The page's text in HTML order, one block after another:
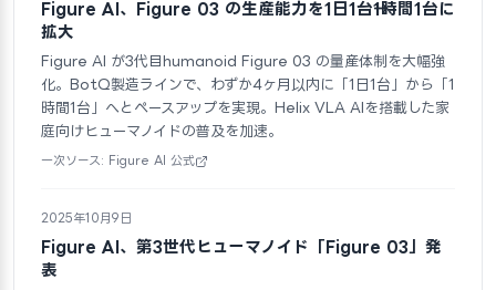
Figure AI、Figure 03 の生産能力を1日1台→1時間1台に
拡大
Figure AI が3代目humanoid Figure 03 の量産体制を大幅強
化。BotQ製造ラインで、わずか4ヶ月以内に「1日1台」から「1
時間1台」へとペースアップを実現。Helix VLA AIを搭載した家
庭向けヒューマノイドの普及を加速。
一次ソース: Figure AI 公式
2025年10月9日
Figure AI、第3世代ヒューマノイド「Figure 03」発
表